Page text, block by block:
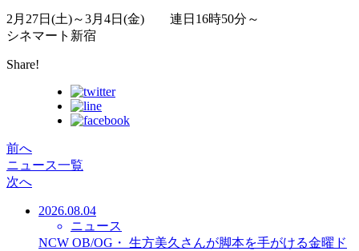
2月27日(土)～3月4日(金) 連日16時50分～
シネマート新宿
Share!
前へ
ニュース一覧
次へ
2026.08.04
ニュース
NCW OB/OG・ 生方美久さんが脚本を手がける金曜ド